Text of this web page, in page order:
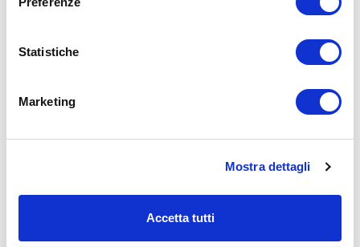
Statistiche
Marketing
Mostra dettagli
Accetta tutti
PESO NETTO (KG)